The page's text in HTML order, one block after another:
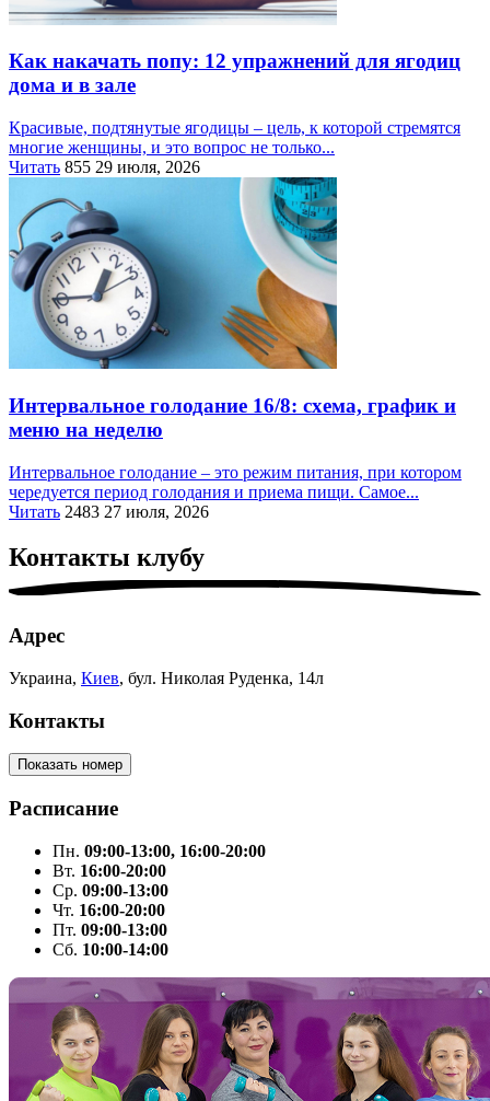
Как накачать попу: 12 упражнений для ягодиц
дома и в зале
Красивые, подтянутые ягодицы – цель, к которой стремятся
многие женщины, и это вопрос не только...
Читать 855 29 июля, 2026
Интервальное голодание 16/8: схема, график и
меню на неделю
Интервальное голодание – это режим питания, при котором
чередуется период голодания и приема пищи. Самое...
Читать 2483 27 июля, 2026
Контакты клубу
Адрес
Украина, Киев, бул. Николая Руденка, 14л
Контакты
Показать номер
Расписание
Пн. 09:00-13:00, 16:00-20:00
Вт. 16:00-20:00
Ср. 09:00-13:00
Чт. 16:00-20:00
Пт. 09:00-13:00
Сб. 10:00-14:00